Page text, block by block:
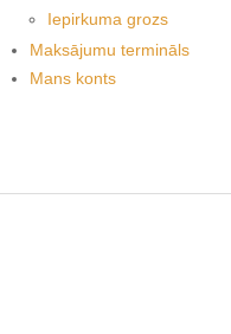
Iepirkuma grozs
Maksājumu termināls
Mans konts